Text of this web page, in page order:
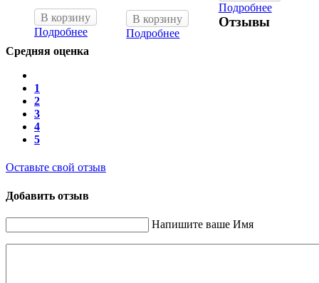
В корзину
Подробнее
В корзину
Подробнее
Подробнее
Отзывы
Средняя оценка
1
2
3
4
5
Оставьте свой отзыв
Добавить отзыв
Напишите ваше Имя